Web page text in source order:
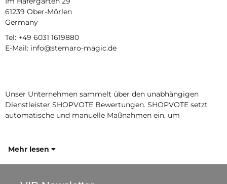
61239 Ober-Mörlen
Germany
Tel: +49 6031 1619880
E-Mail: info@stemaro-magic.de
Unser Unternehmen sammelt über den unabhängigen
Dienstleister SHOPVOTE Bewertungen. SHOPVOTE setzt
automatische und manuelle Maßnahmen ein, um
Mehr lesen